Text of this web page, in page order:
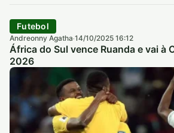
Futebol
Andreonny Agatha·14/10/2025 16:12
África do Sul vence Ruanda e vai à
2026